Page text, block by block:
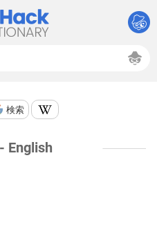
検索
English